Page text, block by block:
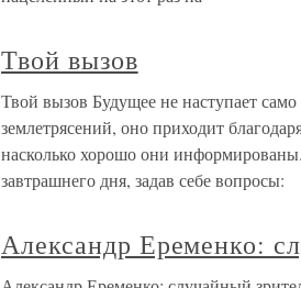
Твой вызов
Твой вызов Будущее не наступает
землетрясений, оно приходит
насколько хорошо они
завтрашнего дня, задав себе вопросы:
Александр Еременко: